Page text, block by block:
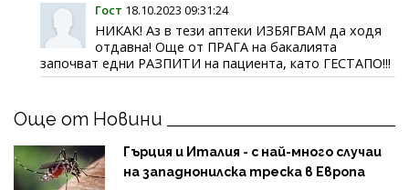
Гост 18.10.2023 09:31:24
НИКАК! Аз в тези аптеки ИЗБЯГВАМ да ходя
отдавна! Още от ПРАГА на бакалията
започват едни РАЗПИТИ на пациента, като ГЕСТАПО!!!
Още от Новини
Гърция и Италия - с най-много случаи
на западнонилска треска в Европа